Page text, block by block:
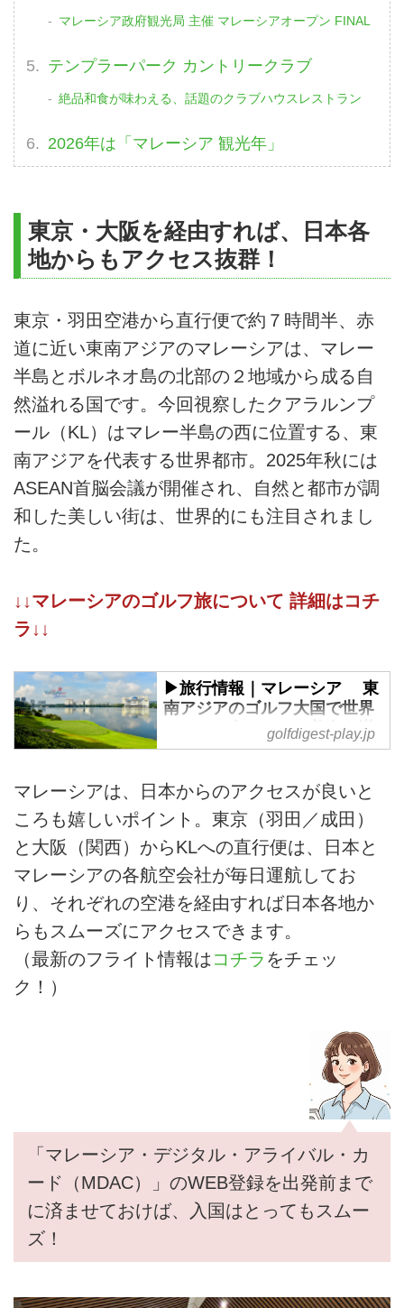
マレーシア政府観光局 主催 マレーシアオープン FINAL
テンプラーパーク カントリークラブ
絶品和食が味わえる、話題のクラブハウスレストラン
2026年は「マレーシア 観光年」
東京・大阪を経由すれば、日本各
地からもアクセス抜群！
東京・羽田空港から直行便で約７時間半、赤
道に近い東南アジアのマレーシアは、マレー
半島とボルネオ島の北部の２地域から成る自
然溢れる国です。今回視察したクアラルンプ
ール（KL）はマレー半島の西に位置する、東
南アジアを代表する世界都市。2025年秋には
ASEAN首脳会議が開催され、自然と都市が調
和した美しい街は、世界的にも注目されまし
た。
↓↓マレーシアのゴルフ旅について 詳細はコチ
ラ↓↓
▶旅行情報｜マレーシア 東
南アジアのゴルフ大国で世界
レベルの名コースと美食を満
喫
れるマレーシアは、東南アジア随
一のゴルフ王国。世界都市である
クアラルンプールを中心に140以
上のゴルフコースが点在し、国際
的なトーナメントを開催するチャ
ンピオンコースから熱帯雨林に囲
まれたダイナミックなコース、美
しいリゾートコースなど多彩なコ
ースでのプレーが楽しめます。ア
を満喫。リーズナブルに贅沢なゴ
ルフ旅が体験できるマレーシア
は、いま再び世界が注目するデス
golfdigest-play.jp
マレーシアは、日本からのアクセスが良いと
ころも嬉しいポイント。東京（羽田／成田）
と大阪（関西）からKLへの直行便は、日本と
マレーシアの各航空会社が毎日運航してお
り、それぞれの空港を経由すれば日本各地か
らもスムーズにアクセスできます。
（最新のフライト情報はコチラ をチェッ
ク！）
「マレーシア・デジタル・アライバル・カ
ード（MDAC）」のWEB登録を出発前まで
に済ませておけば、入国はとってもスムー
ズ！